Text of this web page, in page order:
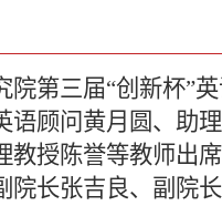
院第三届“创新杯”
顾问黄月圆、助
授陈誉等教师出
长张吉良、副院